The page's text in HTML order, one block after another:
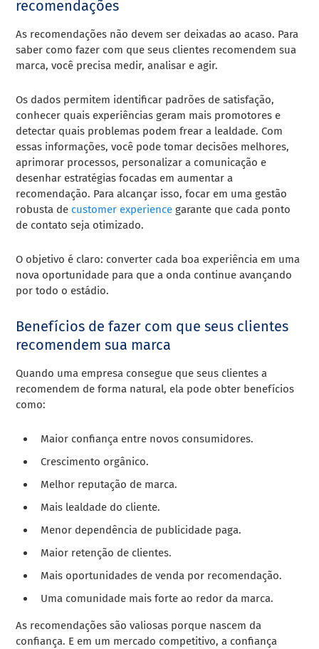
recomendações
As recomendações não devem ser deixadas ao acaso. Para
saber como fazer com que seus clientes recomendem sua
marca, você precisa medir, analisar e agir.
Os dados permitem identificar padrões de satisfação,
conhecer quais experiências geram mais promotores e
detectar quais problemas podem frear a lealdade. Com
essas informações, você pode tomar decisões melhores,
aprimorar processos, personalizar a comunicação e
desenhar estratégias focadas em aumentar a
recomendação. Para alcançar isso, focar em uma gestão
robusta de customer experience garante que cada ponto
de contato seja otimizado.
O objetivo é claro: converter cada boa experiência em uma
nova oportunidade para que a onda continue avançando
por todo o estádio.
Benefícios de fazer com que seus clientes
recomendem sua marca
Quando uma empresa consegue que seus clientes a
recomendem de forma natural, ela pode obter benefícios
como:
Maior confiança entre novos consumidores.
Crescimento orgânico.
Melhor reputação de marca.
Mais lealdade do cliente.
Menor dependência de publicidade paga.
Maior retenção de clientes.
Mais oportunidades de venda por recomendação.
Uma comunidade mais forte ao redor da marca.
As recomendações são valiosas porque nascem da
confiança. E em um mercado competitivo, a confiança